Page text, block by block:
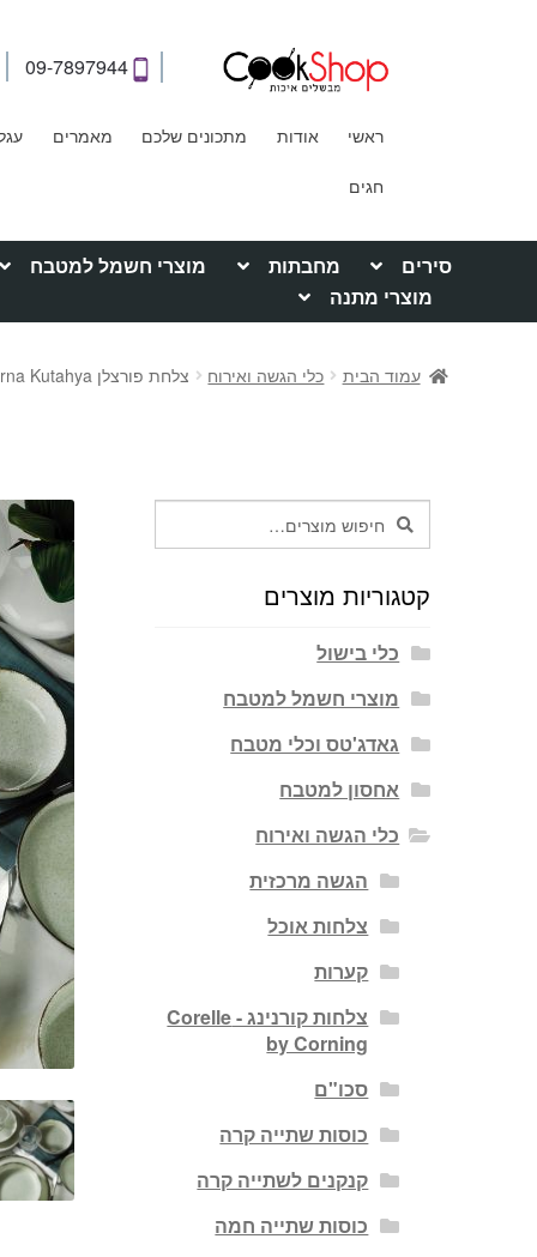
09-7897944
ראשי אודות מתכונים שלכם מאמרים
חגים
סירים מחבתות
מוצרי חשמל למטבח
מוצרי מתנה
עמוד הבית כלי הגשה ואירוח צלחת פורצלן Moderna Kutahya – ירקרק
חיפוש
עבור:
חיפוש
קטגוריות מוצרים
כלי בישול
מוצרי חשמל למטבח
גאדג'טס וכלי מטבח
אחסון למטבח
כלי הגשה ואירוח
הגשה מרכזית
צלחות אוכל
קערות
צלחות קורנינג - Corelle
by Corning
סכו"ם
כוסות שתייה קרה
קנקנים לשתייה קרה
כוסות שתייה חמה